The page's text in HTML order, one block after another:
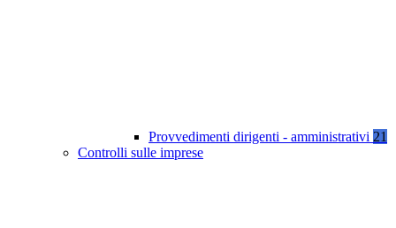
Provvedimenti dirigenti - amministrativi 21
Controlli sulle imprese